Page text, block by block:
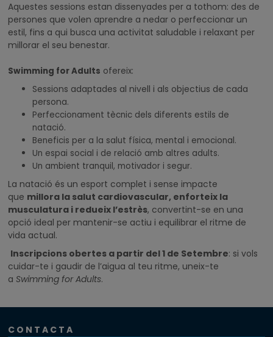
Aquestes sessions estan dissenyades per a tothom: des de
persones que volen aprendre a nedar o perfeccionar un
estil, fins a qui busca una activitat saludable i relaxant per
millorar el seu benestar.
Swimming for Adults ofereix:
Sessions adaptades al nivell i als objectius de cada
persona.
Perfeccionament tècnic dels diferents estils de
natació.
Beneficis per a la salut física, mental i emocional.
Un espai social i de relació amb altres adults.
Un ambient tranquil, motivador i segur.
La natació és un esport complet i sense impacte
que millora la salut cardiovascular, enforteix la
musculatura i redueix l’estrès, convertint-se en una
opció ideal per mantenir-se actiu i equilibrar el ritme de
vida actual.
Inscripcions obertes a partir del 1 de Setembre: si vols
cuidar-te i gaudir de l’aigua al teu ritme, uneix-te
a Swimming for Adults.
CONTACTA